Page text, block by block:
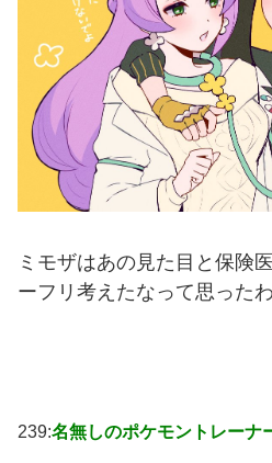
ミモザはあの見た目と保険
ーフリ考えたなって思ったわ
239:名無しのポケモントレーナ